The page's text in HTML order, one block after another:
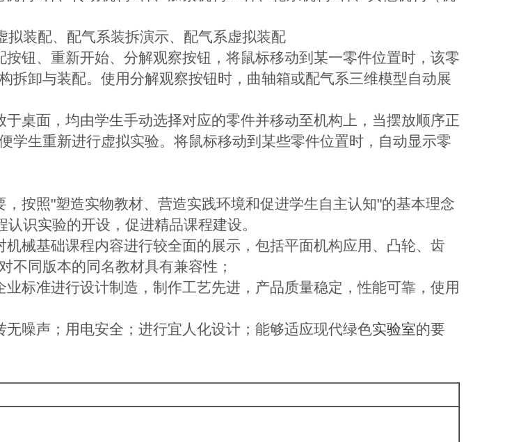
装配、配气系装拆演示、配气系虚拟装配
钮、重新开始、分解观察按钮，将鼠标移动到某一零件位置时，该零
拆卸与装配。使用分解观察按钮时，曲轴箱或配气系三维模型自动展
桌面，均由学生手动选择对应的零件并移动至机构上，当摆放顺序正
学生重新进行虚拟实验。将鼠标移动到某些零件位置时，自动显示零
按照"塑造实物教材、营造实践环境和促进学生自主认知"的基本理念
识实验的开设，促进精品课程建设。
械基础课程内容进行较全面的展示，包括平面机构应用、凸轮、齿
不同版本的同名教材具有兼容性；
标准进行设计制造，制作工艺先进，产品质量稳定，性能可靠，使用
噪声；用电安全；进行宜人化设计；能够适应现代绿色实验室的要